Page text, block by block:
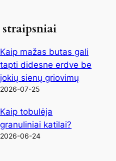
Kaip mažas butas gali
tapti didesne erdve be
jokių sienų griovimų
2026-07-25
Kaip tobulėja
granuliniai katilai?
2026-06-24